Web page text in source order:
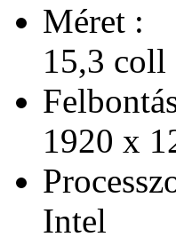
Méret :
15,3 coll
1920 x
Intel